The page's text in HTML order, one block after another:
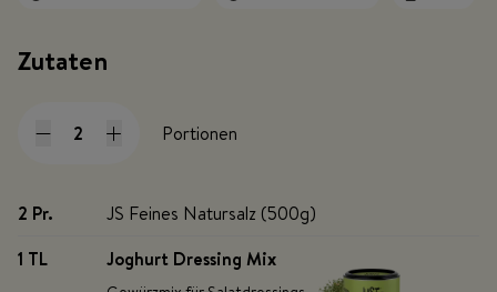
Zutaten
Portionen
2 Pr.
JS Feines Natursalz (500g)
1 TL
Joghurt Dressing Mix